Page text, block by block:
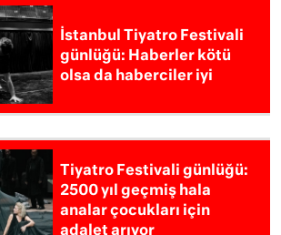
İstanbul Tiyatro Festivali
günlüğü: Haberler kötü
olsa da haberciler iyi
Tiyatro Festivali günlüğü:
2500 yıl geçmiş hala
analar çocukları için
adalet arıyor